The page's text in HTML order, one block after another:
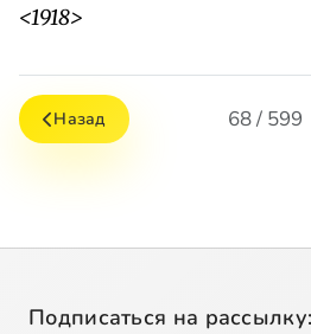
<1918>
Назад 68 / 599
Подписаться на рассылку: